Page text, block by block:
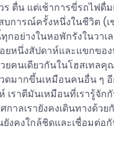
ตื่น แต่เช้าการขี่รถไฟดื่
บการณ์ครั้งหนึ่งในชีวิต (
อย่างในหอพักรังในวาเ
ยหนึ่งสัปดาห์และแขกขอ
ยคนเดียวกันในโฮสเทล
ดมากขึ้นเหมือนคนอื่น ๆ
ราตีมันเหมือนที่เรารู้จัก
าลเรายังคงเดินทางด้ว
งคงใกล้ชิดและเชื่อมต่อ